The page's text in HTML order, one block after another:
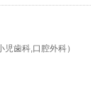
歯科,口腔外科）